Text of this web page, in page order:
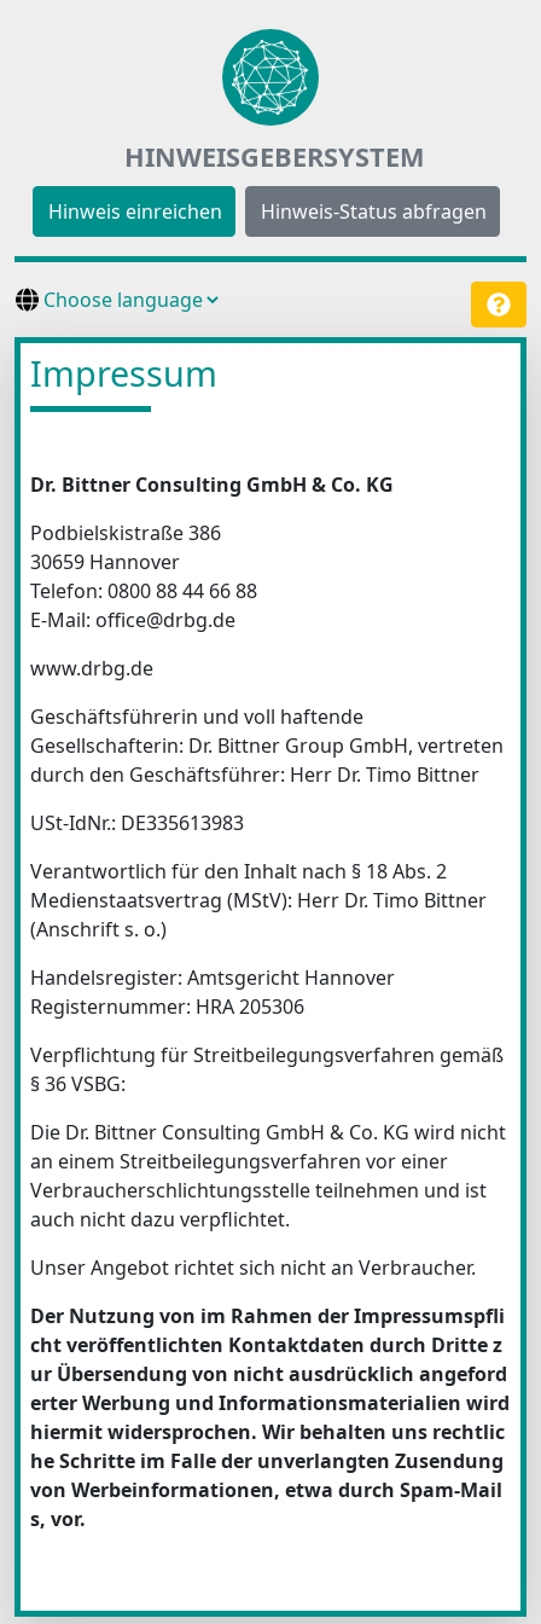
HINWEISGEBERSYSTEM
Hinweis einreichen Hinweis-Status abfragen
Impressum
Dr. Bittner Consulting GmbH & Co. KG
Podbielskistraße 386
30659 Hannover
Telefon: 0800 88 44 66 88
E-Mail: office@drbg.de
www.drbg.de
Geschäftsführerin und voll haftende
Gesellschafterin: Dr. Bittner Group GmbH, vertreten
durch den Geschäftsführer: Herr Dr. Timo Bittner
USt-IdNr.: DE335613983
Verantwortlich für den Inhalt nach § 18 Abs. 2
Medienstaatsvertrag (MStV): Herr Dr. Timo Bittner
(Anschrift s. o.)
Handelsregister: Amtsgericht Hannover
Registernummer: HRA 205306
Verpflichtung für Streitbeilegungsverfahren gemäß
§ 36 VSBG:
Die Dr. Bittner Consulting GmbH & Co. KG wird nicht
an einem Streitbeilegungsverfahren vor einer
Verbraucherschlichtungsstelle teilnehmen und ist
auch nicht dazu verpflichtet.
Unser Angebot richtet sich nicht an Verbraucher.
Der Nutzung von im Rahmen der Impressumspfli
cht veröffentlichten Kontaktdaten durch Dritte z
ur Übersendung von nicht ausdrücklich angeford
erter Werbung und Informationsmaterialien wird
hiermit widersprochen. Wir behalten uns rechtlic
he Schritte im Falle der unverlangten Zusendung
von Werbeinformationen, etwa durch Spam-Mail
s, vor.